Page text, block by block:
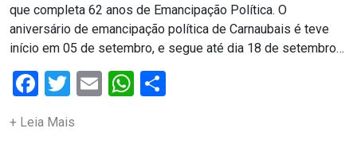
RN
ASSISTÊNCIA
MÉDICA
BASTIDORES
que completa 62 anos de Emancipação Política. O
aniversário de emancipação política de Carnaubais é teve
início em 05 de setembro, e segue até dia 18 de setembro…
Facebook
Twitter
EmailWhatsApp
+ Leia Mais